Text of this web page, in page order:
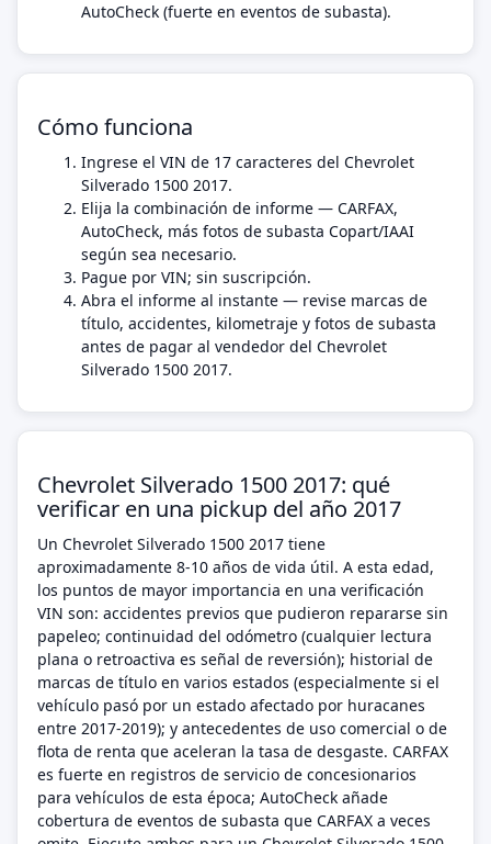
AutoCheck (fuerte en eventos de subasta).
Cómo funciona
Ingrese el VIN de 17 caracteres del Chevrolet
Silverado 1500 2017.
Elija la combinación de informe — CARFAX,
AutoCheck, más fotos de subasta Copart/IAAI
según sea necesario.
Pague por VIN; sin suscripción.
Abra el informe al instante — revise marcas de
título, accidentes, kilometraje y fotos de subasta
antes de pagar al vendedor del Chevrolet
Silverado 1500 2017.
Chevrolet Silverado 1500 2017: qué
verificar en una pickup del año 2017
Un Chevrolet Silverado 1500 2017 tiene
aproximadamente 8-10 años de vida útil. A esta edad,
los puntos de mayor importancia en una verificación
VIN son: accidentes previos que pudieron repararse sin
papeleo; continuidad del odómetro (cualquier lectura
plana o retroactiva es señal de reversión); historial de
marcas de título en varios estados (especialmente si el
vehículo pasó por un estado afectado por huracanes
entre 2017-2019); y antecedentes de uso comercial o de
flota de renta que aceleran la tasa de desgaste. CARFAX
es fuerte en registros de servicio de concesionarios
para vehículos de esta época; AutoCheck añade
cobertura de eventos de subasta que CARFAX a veces